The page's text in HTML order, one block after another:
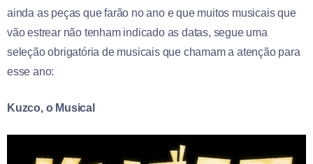
ainda as peças que farão no ano e que muitos musicais que
vão estrear não tenham indicado as datas, segue uma
seleção obrigatória de musicais que chamam a atenção para
esse ano:
Kuzco, o Musical